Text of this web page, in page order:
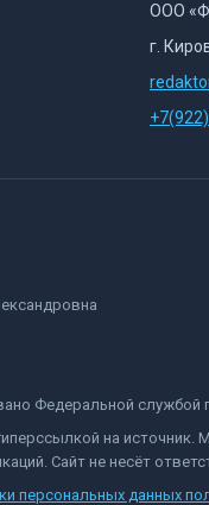
ООО
г.
Федеральной
на
Сайт не несёт
персональных данных